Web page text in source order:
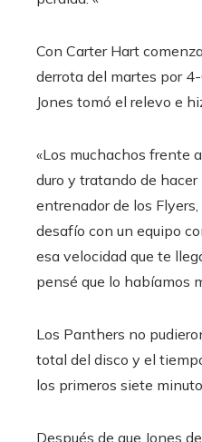
Con Carter Hart
derrota del martes por
Jones tomó el relevo e
«Los muchachos frente
duro y tratando de hacer
entrenador de los
desafío con un equipo
esa velocidad que te
pensé que lo habíamos
Los Panthers no
total del disco y el
los primeros siete
Después de que Jones